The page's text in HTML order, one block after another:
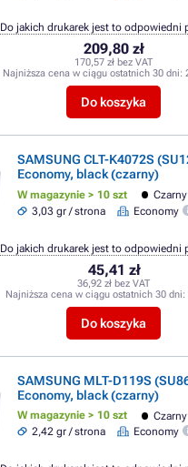
209,80 zł
170,57 zł bez VAT
Najniższa cena w ciągu ostatnich 30 dni:
Do koszyka
Do jakich drukarek jest to odpowiedni
SAMSUNG CLT-K4072S
Economy, black (czarny)
W magazynie > 10 szt Czarny
3,03 gr / strona
Economy
45,41 zł
36,92 zł bez VAT
Najniższa cena w ciągu ostatnich 30 dni:
Do koszyka
Do jakich drukarek jest to odpowiedni
SAMSUNG MLT-D119S
Economy, black (czarny)
W magazynie > 10 szt Czarny
2,42 gr / strona
Economy